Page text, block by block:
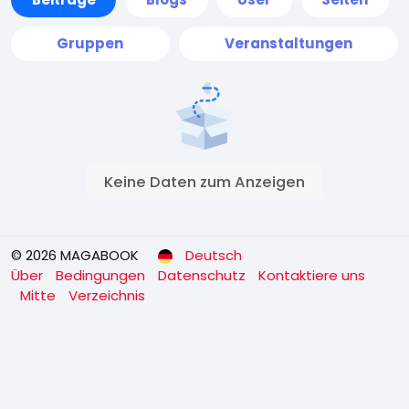
Gruppen Veranstaltungen
Keine Daten zum Anzeigen
© 2026 MAGABOOK
Deutsch
Über
Bedingungen Datenschutz
Kontaktiere uns
Mitte
Verzeichnis